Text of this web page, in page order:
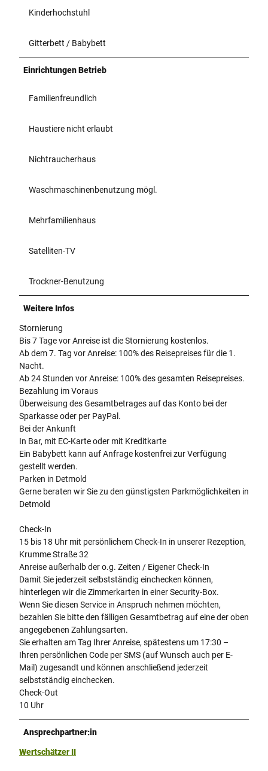
Kinderhochstuhl
Gitterbett / Babybett
Einrichtungen Betrieb
Familienfreundlich
Haustiere nicht erlaubt
Nichtraucherhaus
Waschmaschinenbenutzung mögl.
Mehrfamilienhaus
Satelliten-TV
Trockner-Benutzung
Weitere Infos
Stornierung
Bis 7 Tage vor Anreise ist die Stornierung kostenlos.
Ab dem 7. Tag vor Anreise: 100% des Reisepreises für die 1.
Nacht.
Ab 24 Stunden vor Anreise: 100% des gesamten Reisepreises.
Bezahlung im Voraus
Überweisung des Gesamtbetrages auf das Konto bei der
Sparkasse oder per PayPal.
Bei der Ankunft
In Bar, mit EC-Karte oder mit Kreditkarte
Ein Babybett kann auf Anfrage kostenfrei zur Verfügung
gestellt werden.
Parken in Detmold
Gerne beraten wir Sie zu den günstigsten Parkmöglichkeiten in
Detmold
Check-In
15 bis 18 Uhr mit persönlichem Check-In in unserer Rezeption,
Krumme Straße 32
Anreise außerhalb der o.g. Zeiten / Eigener Check-In
Damit Sie jederzeit selbstständig einchecken können,
hinterlegen wir die Zimmerkarten in einer Security-Box.
Wenn Sie diesen Service in Anspruch nehmen möchten,
bezahlen Sie bitte den fälligen Gesamtbetrag auf eine der oben
angegebenen Zahlungsarten.
Sie erhalten am Tag Ihrer Anreise, spätestens um 17:30 –
Ihren persönlichen Code per SMS (auf Wunsch auch per E-
Mail) zugesandt und können anschließend jederzeit
selbstständig einchecken.
Check-Out
10 Uhr
Ansprechpartner:in
Wertschätzer II